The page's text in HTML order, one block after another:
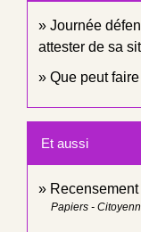
Journée
attester de sa
Que peut
Et aussi
Papiers -